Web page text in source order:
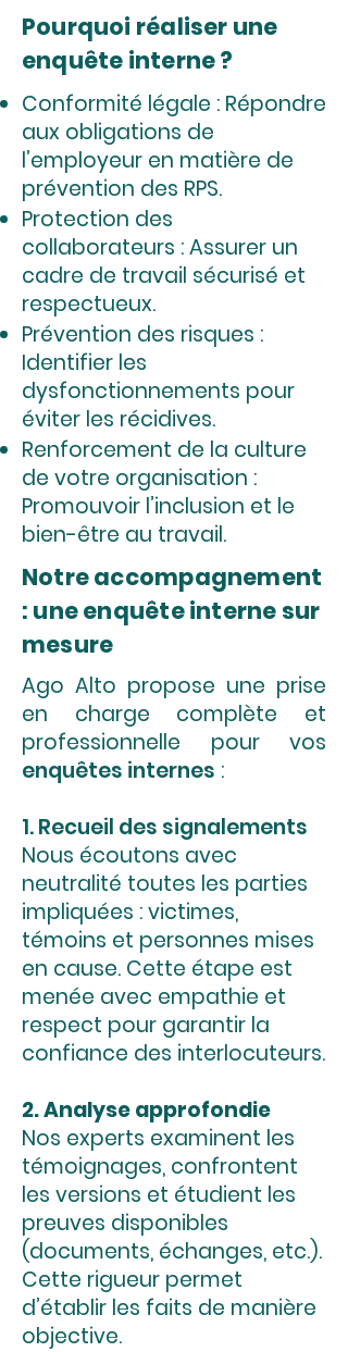
Pourquoi réaliser une
enquête interne ?
Conformité légale : Répondre
aux obligations de
l’employeur en matière de
prévention des RPS.
Protection des
collaborateurs : Assurer un
cadre de travail sécurisé et
respectueux.
Prévention des risques :
Identifier les
dysfonctionnements pour
éviter les récidives.
Renforcement de la culture
de votre organisation :
Promouvoir l’inclusion et le
bien-être au travail.
Notre accompagnement
: une enquête interne sur
mesure
Ago Alto propose une prise
en charge complète et
professionnelle pour vos
enquêtes internes :
1. Recueil des signalements
Nous écoutons avec
neutralité toutes les parties
impliquées : victimes,
témoins et personnes mises
en cause. Cette étape est
menée avec empathie et
respect pour garantir la
confiance des interlocuteurs.
2. Analyse approfondie
Nos experts examinent les
témoignages, confrontent
les versions et étudient les
preuves disponibles
(documents, échanges, etc.).
Cette rigueur permet
d’établir les faits de manière
objective.